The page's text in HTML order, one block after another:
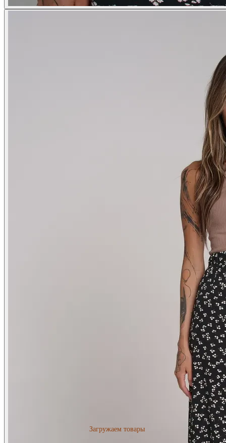
Загружаем товары
Загружаем товары